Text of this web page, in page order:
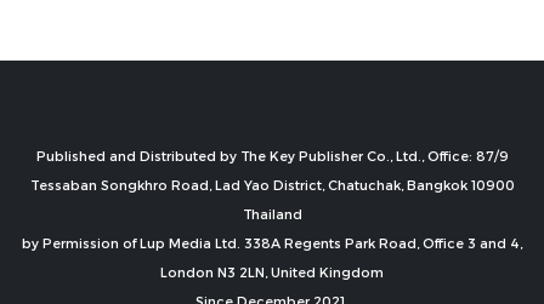
Published and Distributed by The Key Publisher Co., Ltd., Office: 87/9
Tessaban Songkhro Road, Lad Yao District, Chatuchak, Bangkok 10900
Thailand
by Permission of Lup Media Ltd. 338A Regents Park Road, Office 3 and 4,
London N3 2LN, United Kingdom
Since December 2021.